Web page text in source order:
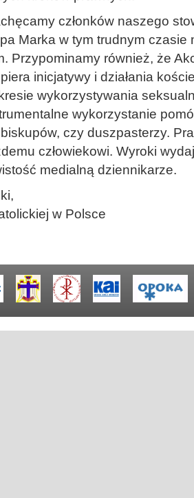
członków naszego
Marka w tym trudnym czasie
Przypominamy również, że
inicjatywy i działania
wykorzystywania
wykorzystanie
czy duszpasterzy.
człowiekowi. Wyroki
medialną dziennikarze.
w Polsce